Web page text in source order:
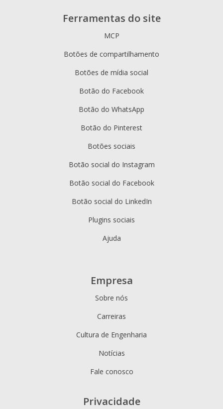
Ferramentas do site
MCP
Botões de compartilhamento
Botões de mídia social
Botão do Facebook
Botão do WhatsApp
Botão do Pinterest
Botões sociais
Botão social do Instagram
Botão social do Facebook
Botão social do LinkedIn
Plugins sociais
Ajuda
Empresa
Sobre nós
Carreiras
Cultura de Engenharia
Notícias
Fale conosco
Privacidade